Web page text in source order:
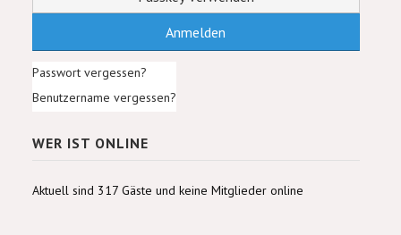
Anmelden
Passwort vergessen?
Benutzername vergessen?
WER IST ONLINE
Aktuell sind 317 Gäste und keine Mitglieder online